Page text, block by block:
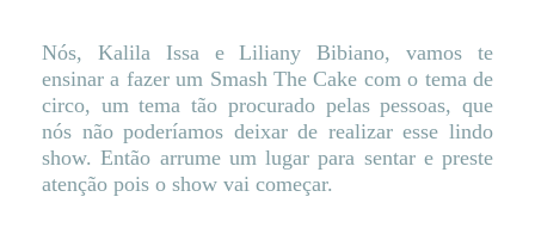
Nós, Kalila Issa e Liliany Bibiano, vamos te
ensinar a fazer um Smash The Cake com o tema de
circo, um tema tão procurado pelas pessoas, que
nós não poderíamos deixar de realizar esse lindo
show. Então arrume um lugar para sentar e preste
atenção pois o show vai começar.